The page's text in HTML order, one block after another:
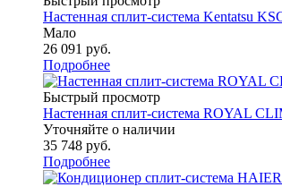
Настенная сплит-система Kentatsu
Мало
26 091 руб.
Подробнее
Быстрый просмотр
Настенная сплит-система ROYAL
Уточняйте о наличии
35 748 руб.
Подробнее